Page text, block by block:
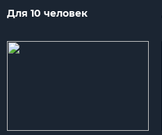
Для 10 человек